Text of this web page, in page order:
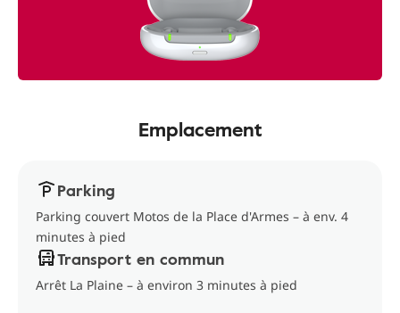
Emplacement
Parking
Parking couvert Motos de la Place d'Armes – à env. 4
minutes à pied
Transport en commun
Arrêt La Plaine – à environ 3 minutes à pied